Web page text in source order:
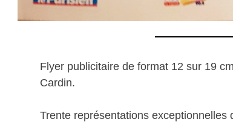
Flyer publicitaire de format 12 sur 19
Cardin.
Trente représentations